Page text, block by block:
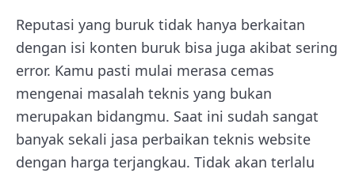
Reputasi yang buruk tidak hanya berkaitan
dengan isi konten buruk bisa juga akibat sering
error. Kamu pasti mulai merasa cemas
mengenai masalah teknis yang bukan
merupakan bidangmu. Saat ini sudah sangat
banyak sekali jasa perbaikan teknis website
dengan harga terjangkau. Tidak akan terlalu